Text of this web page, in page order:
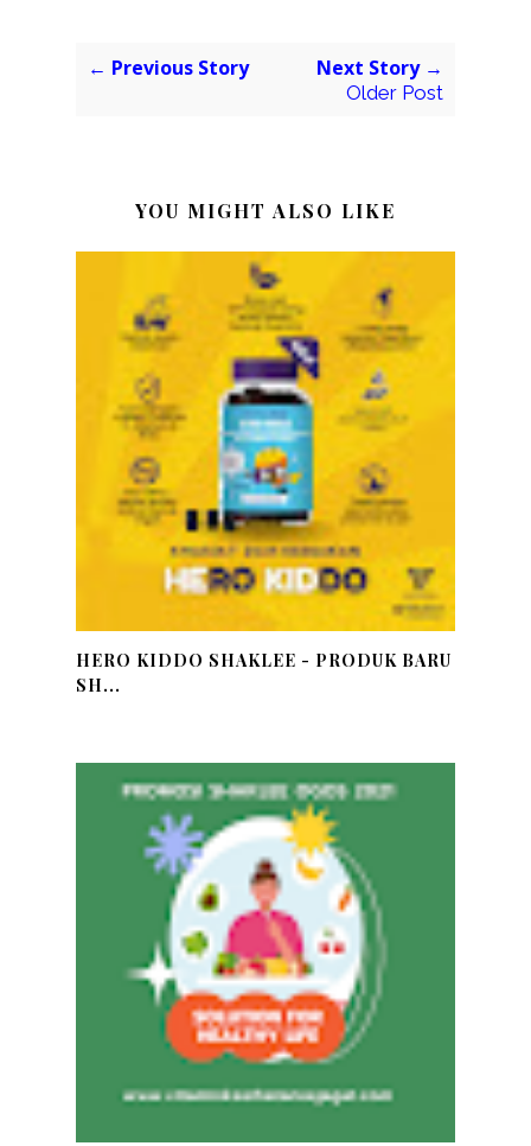
← Previous Story Next Story →
Older Post
YOU MIGHT ALSO LIKE
HERO KIDDO SHAKLEE - PRODUK BARU
SH...